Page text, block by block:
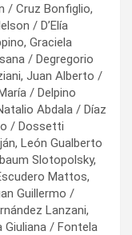
/ Cruz Bonfiglio,
/ D’Elía
Graciela
/ Degregorio
Juan Alberto /
/ Delpino
Abdala / Díaz
/ Dossetti
León Gualberto
Slotopolsky,
Mattos,
Guillermo /
Lanzani,
Giuliana / Fontela